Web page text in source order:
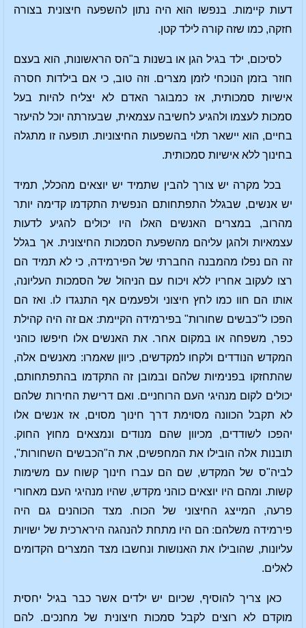
דעות קיימות. בנפשו הוא היה נתון להשפעה חיצונית בצורה
חזקה, כמו שזה קורה לילד קטן.
לסיכום, ילד בגיל הגן או בשנות ב"הס הראשונות, הוא בעצם
חוזר בזמן הנוכחי לזמן מצרים. וזה טוב, כי אם בילדות חסרה
אישיות סמכותית, אז כמבוגר האדם לא יצליח להיות בעל
סמכות לעצמו ולהגיע לחשיבה עצמאית, שבעזרתה יוכל להיעזר
בחיים, הוא יישאר תלוי בהשפעות החיצוניות. תופעה זו מתגלה
בחינוך ללא אישיות סמכותית.
בכל מקרה יש צורך להבין שתמיד יש יוצאים מהכלל, תמיד
יש אנשים, שבגלל התפתחותם הנפשית התקדמו קדימה יותר
מהרוב, במצרים האנשים האלו היו יכולים להגיע לדעות
עצמאיות ולהגן עליהם מהשפעת הסמכות החיצונית. אך בגלל
זה הם נפלו מהמבנה החברתי של הפירמידה, כי לא תמיד הם
רצו לעקוב אחריו ללא ויכוח עם הניהול של הסמכות העליונה,
אותו הם חוו כמו לחץ חיצוני ולפעמים אף התנגדו לו. ואז הם
הפכו ל"כבשים שחורות" בפירמידה הקיימת: אם זה היה קהילת
כפר, משפחה או במקום אחר. את האנשים אלו חיפשו כוהני
המקדש הנודדים ולקחו למקדשים, כיוון שאמרו: מאנשים אלה,
שהתחזקו בפנימיות שלהם ובמובן זה התקדמו בהתפתחותם,
יכולים לקום מנהיגי העם הרוחניים. ואם דרישת החירות שלהם
לא תקבל הכוונה מסוימת דרך חינוך מסוים, אז אנשים אלו
יהפכו לשודדים, מכיוון שהם מנודים ונמצאים מחוץ החוק.
תובנות אלה הובילו את המחפשים, את ה"הכבשים השחורות",
לביה"ס של המקדש, שם הם עברו חינוך קשוח עם משימות
קשות. ומהם היו יוצאים כוהני מקדש, שהיו מנהיגי העם מאחורי
פרעה, המייצג החיצוני של הכוח. מצד הכוהנים גם היה
פירמידה משלהם: הם היו מתחת להנהגה הירארכית של ישויות
עליונות, שהובילו את האנושות ונחשבו מצד המצרים הקדומים
לאלים.
כאן צריך להוסיף, שכיום יש ילדים אשר כבר בגיל יחסית
מוקדם לא רוצים לקבל סמכות חיצונית של מחנכים. להם